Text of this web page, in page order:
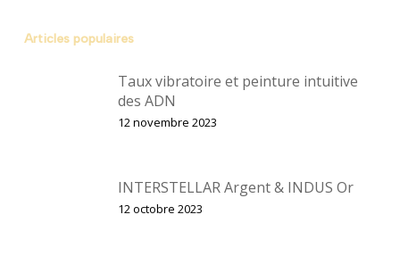
Articles populaires
Taux vibratoire et peinture intuitive
des ADN
12 novembre 2023
INTERSTELLAR Argent & INDUS Or
12 octobre 2023